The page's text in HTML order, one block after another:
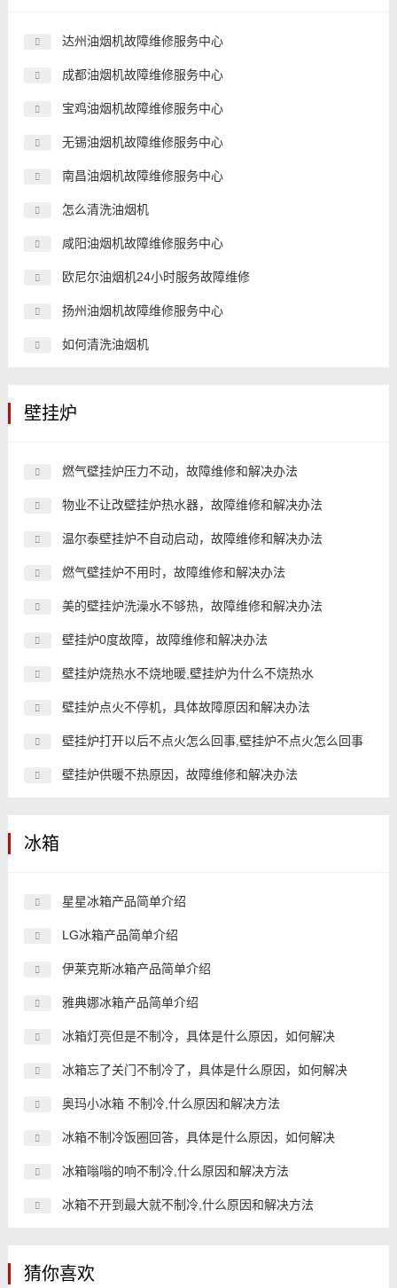
达州油烟机故障维修服务中心
成都油烟机故障维修服务中心
宝鸡油烟机故障维修服务中心
无锡油烟机故障维修服务中心
南昌油烟机故障维修服务中心
怎么清洗油烟机
咸阳油烟机故障维修服务中心
欧尼尔油烟机24小时服务故障维修
扬州油烟机故障维修服务中心
如何清洗油烟机
壁挂炉
燃气壁挂炉压力不动，故障维修和解决办法
物业不让改壁挂炉热水器，故障维修和解决办法
温尔泰壁挂炉不自动启动，故障维修和解决办法
燃气壁挂炉不用时，故障维修和解决办法
美的壁挂炉洗澡水不够热，故障维修和解决办法
壁挂炉0度故障，故障维修和解决办法
壁挂炉烧热水不烧地暖,壁挂炉为什么不烧热水
壁挂炉点火不停机，具体故障原因和解决办法
壁挂炉打开以后不点火怎么回事,壁挂炉不点火怎么回事
壁挂炉供暖不热原因，故障维修和解决办法
冰箱
星星冰箱产品简单介绍
LG冰箱产品简单介绍
伊莱克斯冰箱产品简单介绍
雅典娜冰箱产品简单介绍
冰箱灯亮但是不制冷，具体是什么原因，如何解决
冰箱忘了关门不制冷了，具体是什么原因，如何解决
奥玛小冰箱 不制冷,什么原因和解决方法
冰箱不制冷饭圈回答，具体是什么原因，如何解决
冰箱嗡嗡的响不制冷,什么原因和解决方法
冰箱不开到最大就不制冷,什么原因和解决方法
猜你喜欢